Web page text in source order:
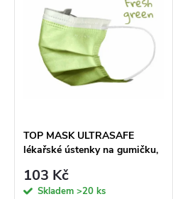
TOP MASK ULTRASAFE
lékařské ústenky na gumičku,
50ks
103 Kč
Skladem >20 ks